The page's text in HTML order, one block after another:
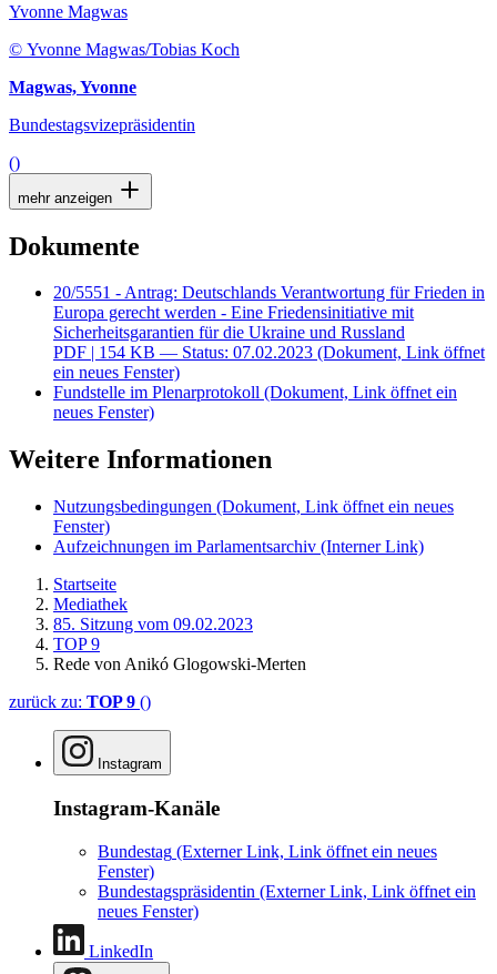
Yvonne Magwas
© Yvonne Magwas/Tobias Koch
Magwas, Yvonne
Bundestagsvizepräsidentin
()
mehr anzeigen
Dokumente
20/5551 - Antrag: Deutschlands Verantwortung für Frieden in
Europa gerecht werden - Eine Friedensinitiative mit
Sicherheitsgarantien für die Ukraine und Russland
PDF | 154 KB — Status: 07.02.2023 (Dokument, Link öffnet
ein neues Fenster)
Fundstelle im Plenarprotokoll (Dokument, Link öffnet ein
neues Fenster)
Weitere Informationen
Nutzungsbedingungen (Dokument, Link öffnet ein neues
Fenster)
Aufzeichnungen im Parlamentsarchiv (Interner Link)
Startseite
Mediathek
85. Sitzung vom 09.02.2023
TOP 9
Rede von Anikó Glogowski-Merten
zurück zu: TOP 9 ()
Instagram
Instagram-Kanäle
Bundestag (Externer Link, Link öffnet ein neues
Fenster)
Bundestagspräsidentin (Externer Link, Link öffnet ein
neues Fenster)
LinkedIn